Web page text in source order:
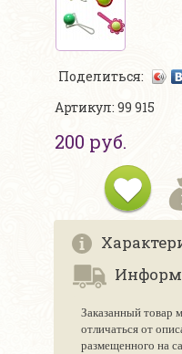
Поделиться:
Артикул: 99 915
200 руб.
Заказанный товар
отличаться от
размещенного на